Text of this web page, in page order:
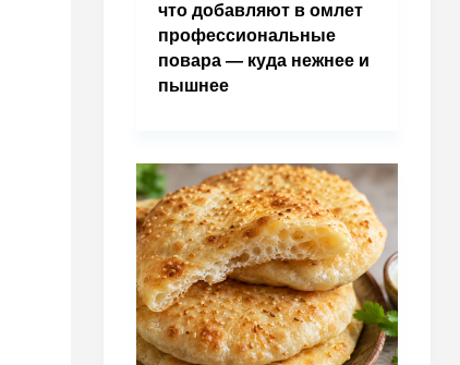
что добавляют в омлет
профессиональные
повара — куда нежнее и
пышнее